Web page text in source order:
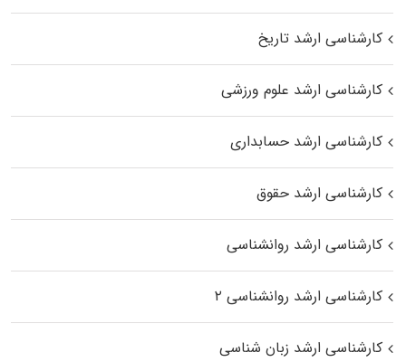
کارشناسی ارشد تاریخ
کارشناسی ارشد علوم ورزشی
کارشناسی ارشد حسابداری
کارشناسی ارشد حقوق
کارشناسی ارشد روانشناسی
کارشناسی ارشد روانشناسی ۲
کارشناسی ارشد زبان شناسی